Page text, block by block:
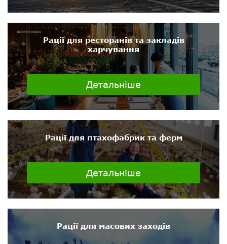
Рації для ресторанів та закладів
харчування
Детальніше
Рації для птахофабрик та ферм
Детальніше
Рації для масових заходів